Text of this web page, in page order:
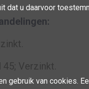
Verzinkt.
dat u daarvoor
gebruik van cookies.